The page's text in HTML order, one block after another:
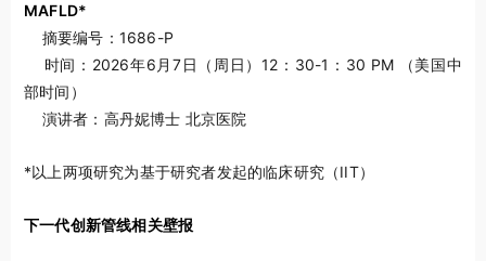
MAFLD*
摘要编号：1686-P
时间：2026年6月7日（周日）12：30-1：30 PM （美国中
部时间）
演讲者：高丹妮博士 北京医院
*以上两项研究为基于研究者发起的临床研究（IIT）
下一代创新管线相关壁报